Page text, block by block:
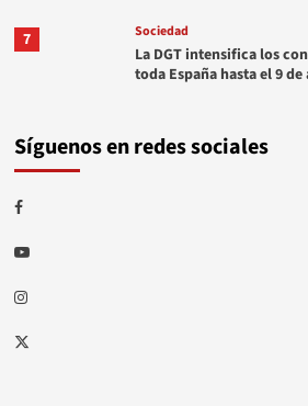
7 Sociedad
La DGT intensifica los
toda España hasta el 9 de
Síguenos en redes sociales
Facebook
Youtube
Instagram
Twitter